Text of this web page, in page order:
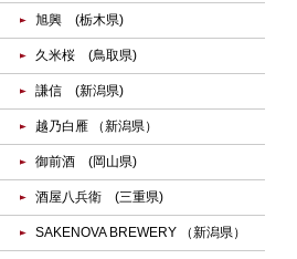
旭興 (栃木県)
久米桜 (鳥取県)
謙信 (新潟県)
越乃白雁 （新潟県）
御前酒 (岡山県)
酒屋八兵衛 (三重県)
SAKENOVA BREWERY （新潟県）